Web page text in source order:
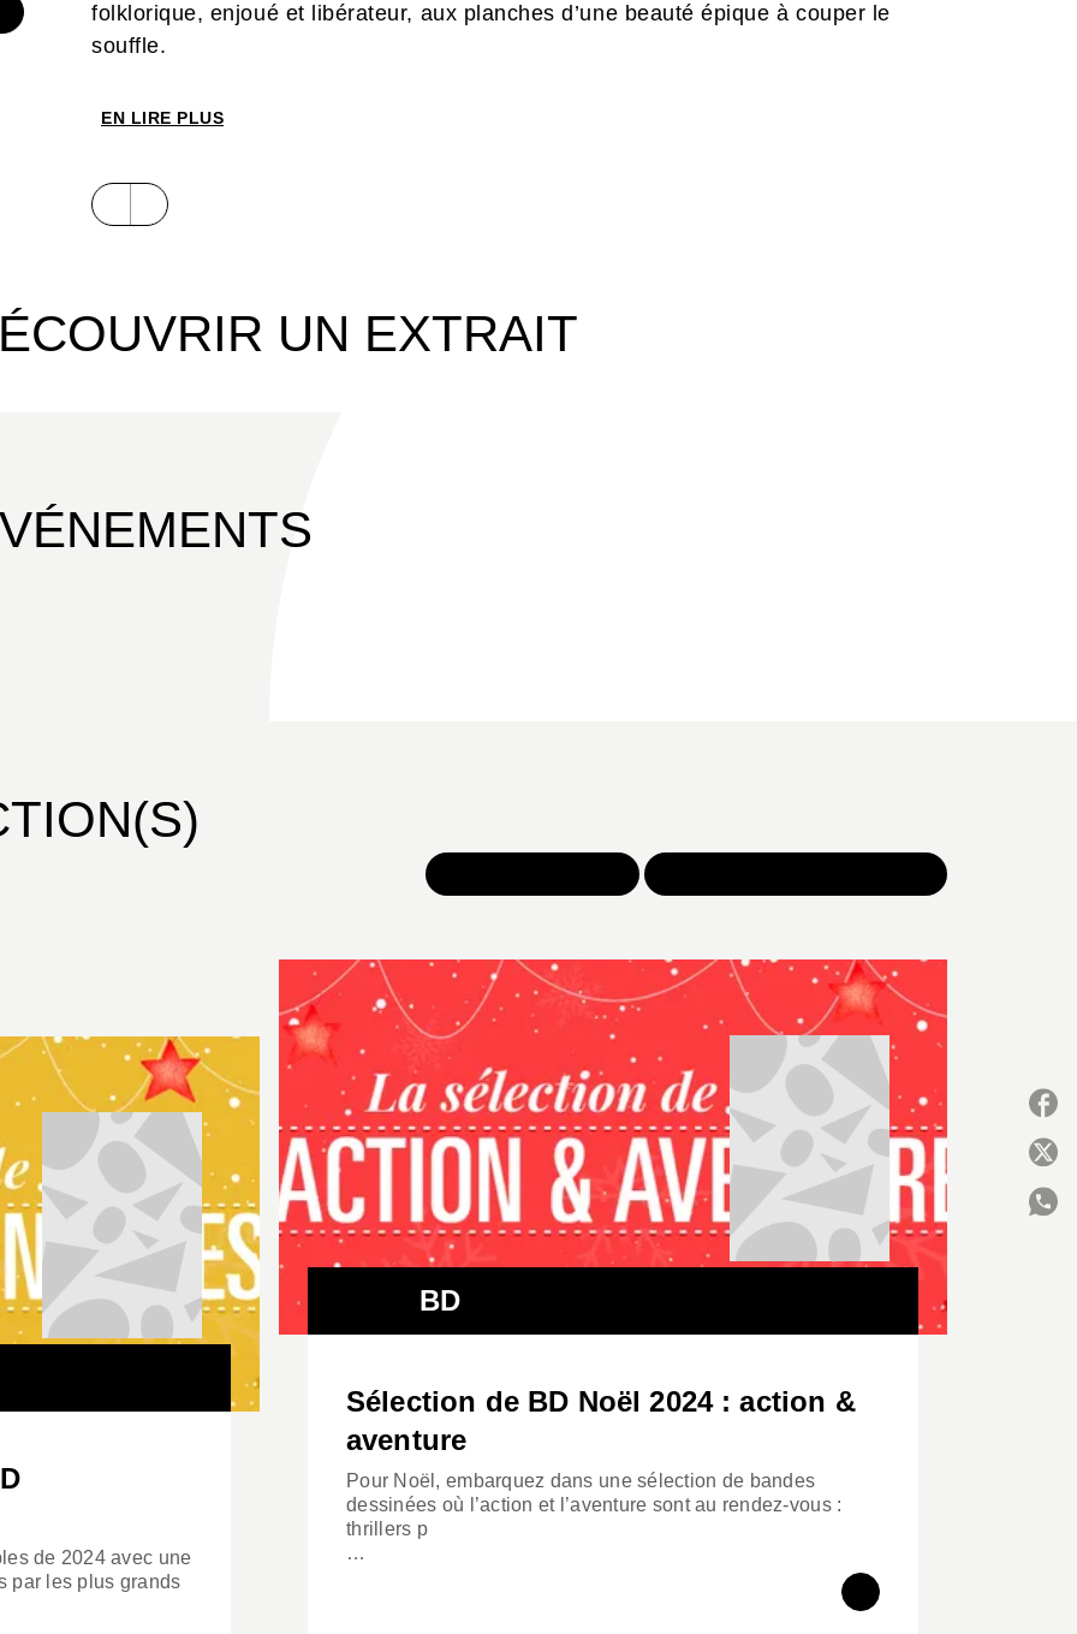
folklorique, enjoué et libérateur, aux planches d’une beauté épique à couper le
souffle.
EN LIRE PLUS
UN EXTRAIT
de 2024 avec une
par les plus grands
BD
Sélection de BD Noël 2024 : action &
aventure
Pour Noël, embarquez dans une sélection de bandes
dessinées où l’action et l’aventure sont au rendez-vous :
thrillers p
…